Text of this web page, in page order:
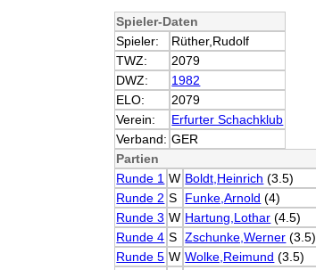
Spieler-Daten
Spieler:
Rüther,Rudolf
TWZ:
2079
DWZ:
1982
ELO:
2079
Verein:
Erfurter Schachklub
Verband: GER
Partien
Runde 1 W Boldt,Heinrich (3.5)
Runde 2 S Funke,Arnold (4)
Runde 3 W Hartung,Lothar (4.5)
Runde 4 S Zschunke,Werner (3.5)
Runde 5 W Wolke,Reimund (3.5)